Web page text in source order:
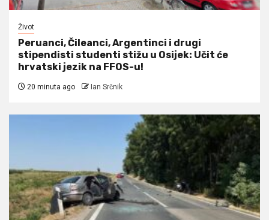
Život
Peruanci, Čileanci, Argentinci i drugi
stipendisti studenti stižu u Osijek: Učit će
hrvatski jezik na FFOS-u!
20 minuta ago Ian Srčnik